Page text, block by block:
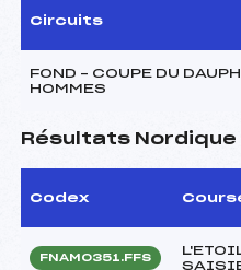
Circuits
FOND – COUPE DU
HOMMES
Résultats
Codex
FNAM0351.FFS